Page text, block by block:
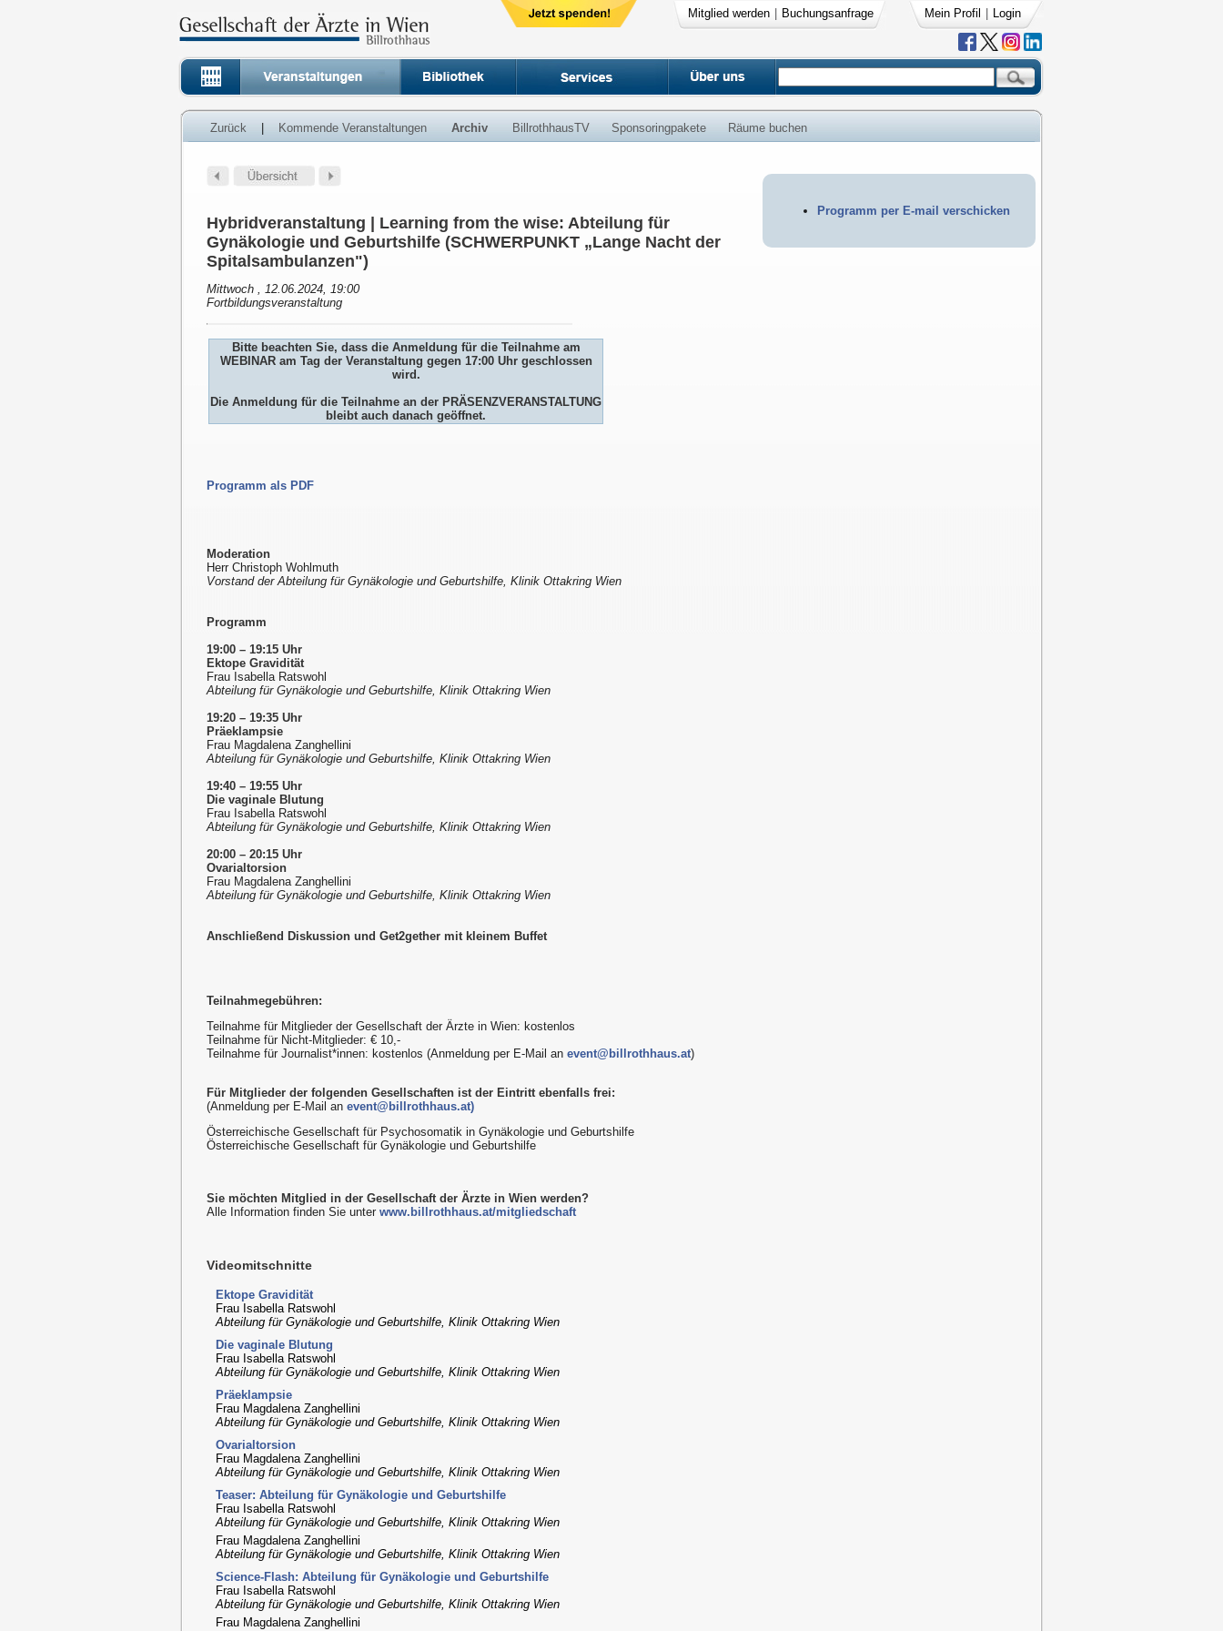
Mitglied werden Buchungsanfrage Mein Profil Login
Zurück Kommende Veranstaltungen Archiv BillrothhausTV Sponsoringpakete Räume buchen
Programm per E-mail verschicken
Hybridveranstaltung | Learning from the wise: Abteilung für
Gynäkologie und Geburtshilfe (SCHWERPUNKT „Lange Nacht der
Spitalsambulanzen")
Mittwoch , 12.06.2024, 19:00
Fortbildungsveranstaltung
Bitte beachten Sie, dass die Anmeldung für die Teilnahme am
WEBINAR am Tag der Veranstaltung gegen 17:00 Uhr geschlossen
wird.
Die Anmeldung für die Teilnahme an der PRÄSENZVERANSTALTUNG
bleibt auch danach geöffnet.
Programm als PDF
Moderation
Herr Christoph Wohlmuth
Vorstand der Abteilung für Gynäkologie und Geburtshilfe, Klinik Ottakring Wien
Programm
19:00 – 19:15 Uhr
Ektope Gravidität
Frau Isabella Ratswohl
Abteilung für Gynäkologie und Geburtshilfe, Klinik Ottakring Wien
19:20 – 19:35 Uhr
Präeklampsie
Frau Magdalena Zanghellini
Abteilung für Gynäkologie und Geburtshilfe, Klinik Ottakring Wien
19:40 – 19:55 Uhr
Die vaginale Blutung
Frau Isabella Ratswohl
Abteilung für Gynäkologie und Geburtshilfe, Klinik Ottakring Wien
20:00 – 20:15 Uhr
Ovarialtorsion
Frau Magdalena Zanghellini
Abteilung für Gynäkologie und Geburtshilfe, Klinik Ottakring Wien
Anschließend Diskussion und Get2gether mit kleinem Buffet
Teilnahmegebühren:
Teilnahme für Mitglieder der Gesellschaft der Ärzte in Wien: kostenlos
Teilnahme für Nicht-Mitglieder: € 10,-
Teilnahme für Journalist*innen: kostenlos (Anmeldung per E-Mail an event@billrothhaus.at)
Für Mitglieder der folgenden Gesellschaften ist der Eintritt ebenfalls frei:
(Anmeldung per E-Mail an event@billrothhaus.at)
Österreichische Gesellschaft für Psychosomatik in Gynäkologie und Geburtshilfe
Österreichische Gesellschaft für Gynäkologie und Geburtshilfe
Sie möchten Mitglied in der Gesellschaft der Ärzte in Wien werden?
Alle Information finden Sie unter www.billrothhaus.at/mitgliedschaft
Videomitschnitte
Ektope Gravidität
Frau Isabella Ratswohl
Abteilung für Gynäkologie und Geburtshilfe, Klinik Ottakring Wien
Die vaginale Blutung
Frau Isabella Ratswohl
Abteilung für Gynäkologie und Geburtshilfe, Klinik Ottakring Wien
Präeklampsie
Frau Magdalena Zanghellini
Abteilung für Gynäkologie und Geburtshilfe, Klinik Ottakring Wien
Ovarialtorsion
Frau Magdalena Zanghellini
Abteilung für Gynäkologie und Geburtshilfe, Klinik Ottakring Wien
Teaser: Abteilung für Gynäkologie und Geburtshilfe
Frau Isabella Ratswohl
Abteilung für Gynäkologie und Geburtshilfe, Klinik Ottakring Wien
Frau Magdalena Zanghellini
Abteilung für Gynäkologie und Geburtshilfe, Klinik Ottakring Wien
Science-Flash: Abteilung für Gynäkologie und Geburtshilfe
Frau Isabella Ratswohl
Abteilung für Gynäkologie und Geburtshilfe, Klinik Ottakring Wien
Frau Magdalena Zanghellini